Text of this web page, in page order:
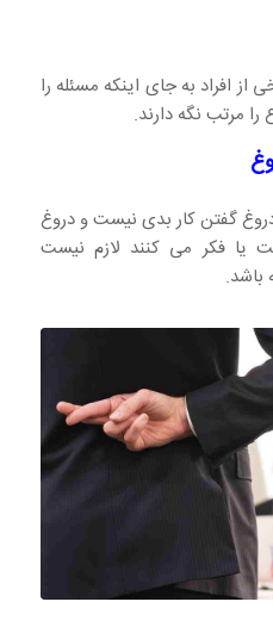
افراد به جای اینکه مسئله را
مرتب نگه دارند.
گفتن کار بدی نیست و دروغ
یا فکر می کنند لازم نیست
باشد.